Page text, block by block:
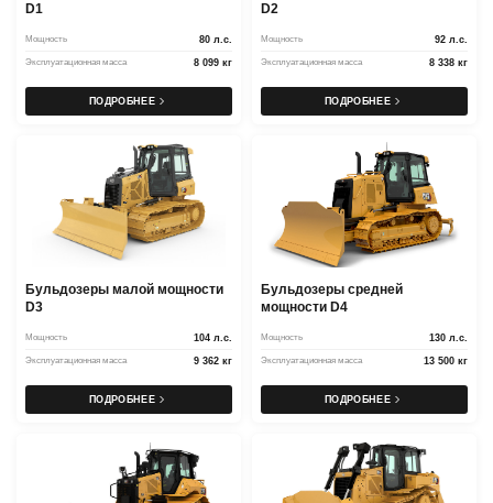
D1
Мощность 80 л.с.
Эксплуатационная масса 8 099 кг
ПОДРОБНЕЕ
D2
Мощность 92 л.с.
Эксплуатационная масса 8 338 кг
ПОДРОБНЕЕ
Бульдозеры малой мощности
D3
Мощность 104 л.с.
Эксплуатационная масса 9 362 кг
ПОДРОБНЕЕ
Бульдозеры средней
мощности D4
Мощность 130 л.с.
Эксплуатационная масса 13 500 кг
ПОДРОБНЕЕ